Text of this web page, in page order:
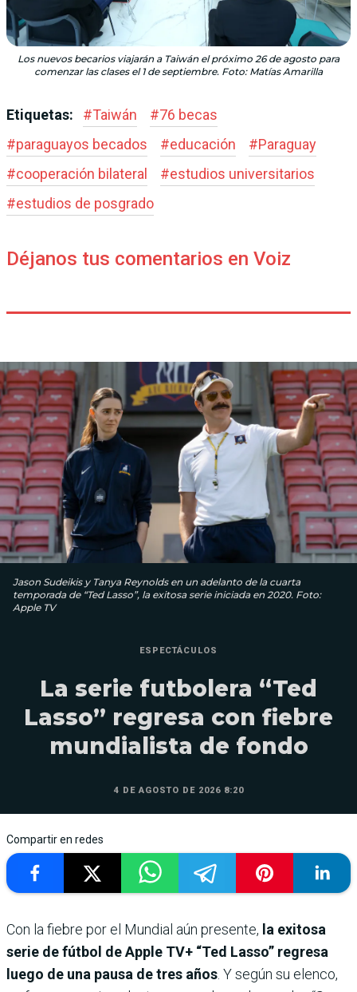
Los nuevos becarios viajarán a Taiwán el próximo 26 de agosto para
comenzar las clases el 1 de septiembre. Foto: Matías Amarilla
Etiquetas: #Taiwán #76 becas
#paraguayos becados #educación #Paraguay
#cooperación bilateral #estudios universitarios
#estudios de posgrado
Déjanos tus comentarios en Voiz
Jason Sudeikis y Tanya Reynolds en un adelanto de la cuarta
temporada de “Ted Lasso”, la exitosa serie iniciada en 2020. Foto:
Apple TV
ESPECTÁCULOS
La serie futbolera “Ted
Lasso” regresa con fiebre
mundialista de fondo
4 DE AGOSTO DE 2026 8:20
Compartir en redes
Con la fiebre por el Mundial aún presente, la exitosa
serie de fútbol de Apple TV+ “Ted Lasso” regresa
luego de una pausa de tres años . Y según su elenco,